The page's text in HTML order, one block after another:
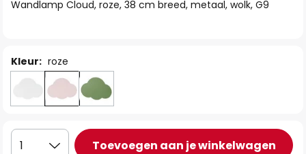
Wandlamp Cloud, roze, 38 cm breed, metaal, wolk, G9
Kleur: roze
1 Toevoegen aan je winkelwagen